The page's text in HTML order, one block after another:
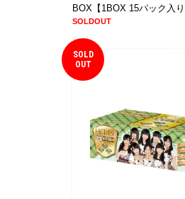
BOX【1BOX 15パック入り
SOLDOUT
SOLD
OUT